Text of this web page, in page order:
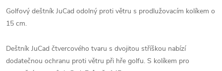
Golfový deštník JuCad odolný proti větru s prodlužovacím kolíkem o
15 cm.
Deštník JuCad čtvercového tvaru s dvojitou stříškou nabízí
dodatečnou ochranu proti větru při hře golfu. S kolíkem pro